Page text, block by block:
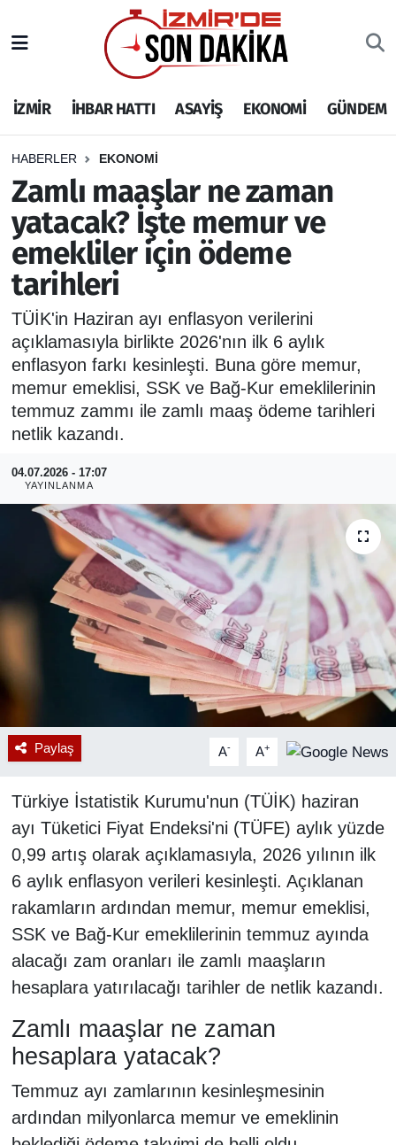
İZMİR İHBAR HATTI ASAYİŞ EKONOMİ GÜNDEM
HABERLER EKONOMİ
Zamlı maaşlar ne zaman
yatacak? İşte memur ve
emekliler için ödeme
tarihleri
TÜİK'in Haziran ayı enflasyon verilerini
açıklamasıyla birlikte 2026'nın ilk 6 aylık
enflasyon farkı kesinleşti. Buna göre memur,
memur emeklisi, SSK ve Bağ-Kur emeklilerinin
temmuz zammı ile zamlı maaş ödeme tarihleri
netlik kazandı.
04.07.2026 - 17:07
YAYINLANMA
Paylaş A- A+
Türkiye İstatistik Kurumu'nun (TÜİK) haziran
ayı Tüketici Fiyat Endeksi'ni (TÜFE) aylık yüzde
0,99 artış olarak açıklamasıyla, 2026 yılının ilk
6 aylık enflasyon verileri kesinleşti. Açıklanan
rakamların ardından memur, memur emeklisi,
SSK ve Bağ-Kur emeklilerinin temmuz ayında
alacağı zam oranları ile zamlı maaşların
hesaplara yatırılacağı tarihler de netlik kazandı.
Zamlı maaşlar ne zaman
hesaplara yatacak?
Temmuz ayı zamlarının kesinleşmesinin
ardından milyonlarca memur ve emeklinin
İHBAR HATTI
DEPREM
GENEL
EKONOMİ
SİYASET
SPOR
ASAYİŞ
RESMİ REKLAM
İzmir Nöbetçi Eczaneler
İzmir Hava Durumu
İzmir Namaz Vakitleri
İzmir Trafik Yoğunluk Haritası
Puan Durumu ve Fikstür
Tüm Manşetler
Son Dakika Haberleri
Haber Arşivi